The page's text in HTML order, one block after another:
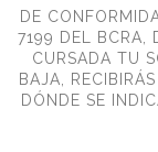
DE
7199 DEL BCRA,
CURSADA TU
BAJA,
DÓNDE SE